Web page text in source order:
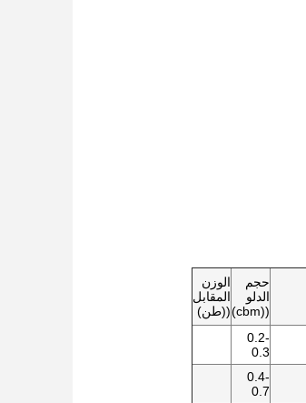
حجم
الدلو
((cbm)
الوزن
المقابل
((طن)
0.2-
0.3
0.4-
0.7